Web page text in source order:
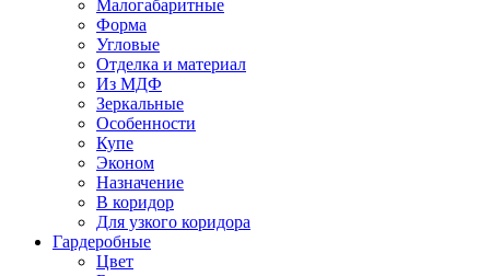
Малогабаритные
Форма
Угловые
Отделка и материал
Из МДФ
Зеркальные
Особенности
Купе
Эконом
Назначение
В коридор
Для узкого коридора
Гардеробные
Цвет